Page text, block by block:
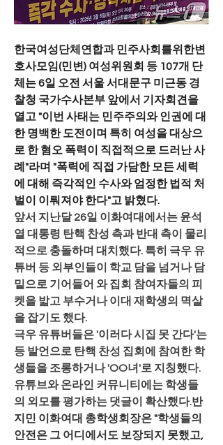
한국여성단체연합과 민주사회를위한변
호사모임(민변) 여성위원회 등 107개 단
체는 6일 오전 서울 서대문구 미근동 경
찰청 국가수사본부 앞에서 기자회견을
열고 "이번 사태는 민주주의와 인권에 대
한 명백한 도전이며 특히 여성을 대상으
로 한 혐오 폭력이 직접적으로 드러난 사
례"라며 "폭력에 직접 가담한 모든 세력
에 대해 즉각적인 수사와 엄정한 법적 처
벌이 이뤄져야 한다"고 밝혔다.
앞서 지난달 26일 이화여대에서는 윤석
열 대통령 탄핵 찬성 측과 반대 측이 물리
적으로 충돌하며 대치했다. 특히 극우 유
튜버 등 외부인들이 학교 담을 넘거나 담
밑으로 기어들어 와 집회 참여자들의 피
켓을 밟고 부수거나 이대 재학생의 멱살
을 잡기도 했다.
극우 유튜버들은 '이러다 시집 못 간다'는
등 발언으로 탄핵 찬성 집회에 참여한 학
생들을 조롱하거나 'OO녀'로 지칭했다.
유튜브와 온라인 커뮤니티에는 학생들
의 외모를 평가하는 댓글이 확산했다.반
지민 이화여대 총학생회장은 "학생들의
안전은 그 어디에서도 보장되지 못했고,